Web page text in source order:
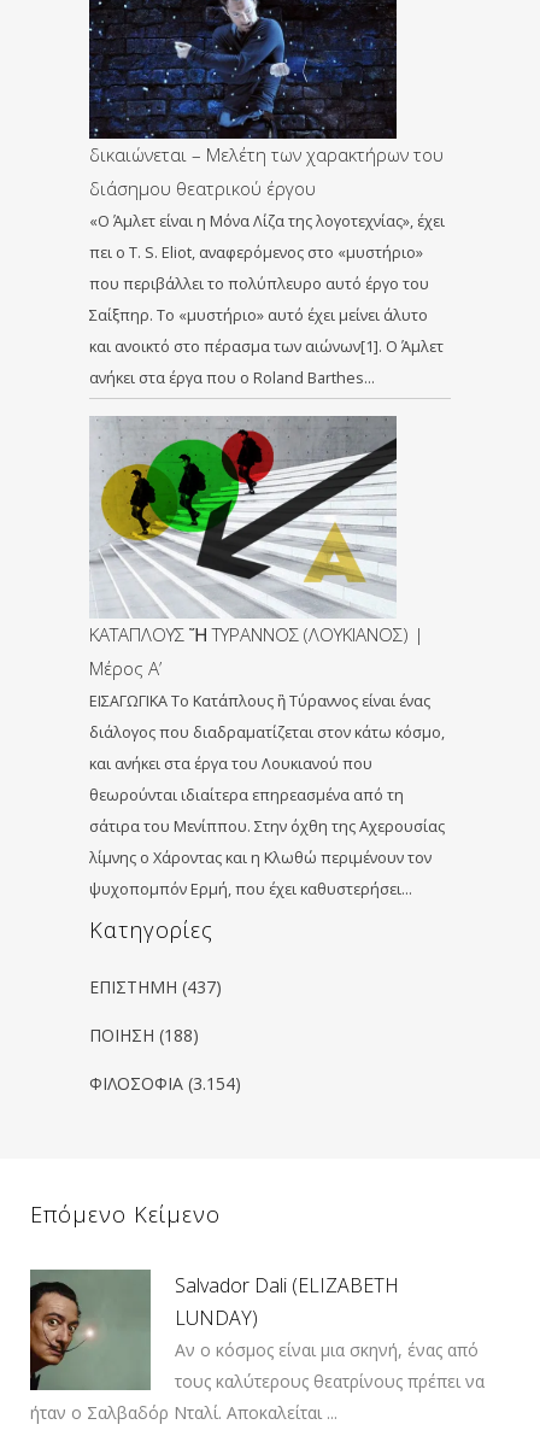
δικαιώνεται – Μελέτη των χαρακτήρων του
διάσημου θεατρικού έργου
«Ο Άμλετ είναι η Μόνα Λίζα της λογοτεχνίας», έχει
πει ο T. S. Eliot, αναφερόμενος στο «μυστήριο»
που περιβάλλει το πολύπλευρο αυτό έργο του
Σαίξπηρ. Το «μυστήριο» αυτό έχει μείνει άλυτο
και ανοικτό στο πέρασμα των αιώνων[1]. Ο Άμλετ
ανήκει στα έργα που ο Roland Barthes…
ΚΑΤΑΠΛΟΥΣ Ἤ ΤΥΡΑΝΝΟΣ (ΛΟΥΚΙΑΝΟΣ) |
Μέρος Α’
ΕΙΣΑΓΩΓΙΚΑ Το Κατάπλους ἢ Τύραννος είναι ένας
διάλογος που διαδραματίζεται στον κάτω κόσμο,
και ανήκει στα έργα του Λουκιανού που
θεωρούνται ιδιαίτερα επηρεασμένα από τη
σάτιρα του Μενίππου. Στην όχθη της Αχερουσίας
λίμνης ο Χάροντας και η Κλωθώ περιμένουν τον
ψυχοπομπόν Ερμή, που έχει καθυστερήσει…
Kατηγορίες
ΕΠΙΣΤΗΜΗ (437)
ΠΟΙΗΣΗ (188)
ΦΙΛΟΣΟΦΙΑ (3.154)
Επόμενο Κείμενο
Salvador Dali (ELIZABETH
LUNDAY)
Αν ο κόσμος είναι μια σκηνή, ένας από
τους καλύτερους θεατρίνους πρέπει να
ήταν ο Σαλβαδόρ Νταλί. Αποκαλείται ...